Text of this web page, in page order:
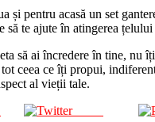
și pentru acasă un set
să te ajute în atingerea țelului
să ai încredere în tine, nu
ceea ce îți propui,
al vieții tale.
Tweet